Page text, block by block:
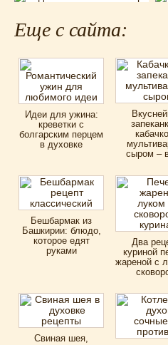
Еще с сайта:
Идеи для ужина:
креветки с
болгарским перцем
в духовке
сыром –
Бешбармак из
Башкирии: блюдо,
которое едят
руками
Два
куриной
жареной с
Свиная шея,